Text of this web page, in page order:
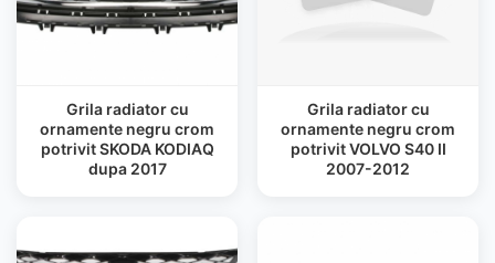
Grila radiator cu
ornamente negru crom
potrivit SKODA KODIAQ
dupa 2017
Grila radiator cu
ornamente negru crom
potrivit VOLVO S40 II
2007-2012